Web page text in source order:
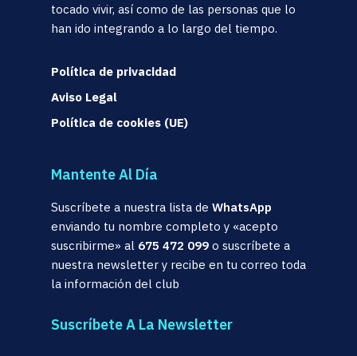
tocado vivir, así como de las personas que lo
han ido integrando a lo largo del tiempo.
Política de privacidad
Aviso Legal
Política de cookies (UE)
Mantente Al Día
Suscríbete a nuestra lista de WhatsApp
enviando tu nombre completo y «acepto
suscribirme» al 675 472 099 o suscríbete a
nuestra newsletter y recibe en tu correo toda
la información del club
Suscríbete A La Newsletter